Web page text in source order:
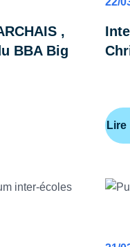
,
BBA Big
Lire